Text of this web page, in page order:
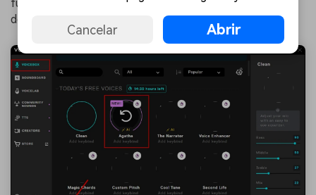
función "Voicebox". A continuación, elige la "Voz IA" que
desees de su amplia biblioteca de voces.
Cancelar Abrir